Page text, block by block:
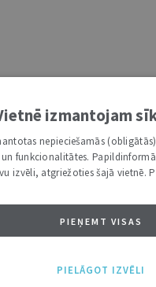
izmantojam
nepieciešamās
funkcionalitātes.
izvēli, atgriežoties šajā vietnē.
PIEŅEMT VISAS
PIELĀGOT IZVĒLI